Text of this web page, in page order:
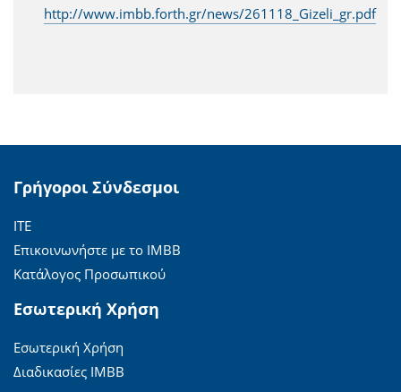
http://www.imbb.forth.gr/news/261118_Gizeli_gr.pdf
Γρήγοροι Σύνδεσμοι
ΙΤΕ
Επικοινωνήστε με το ΙΜΒΒ
Κατάλογος Προσωπικού
Εσωτερική Χρήση
Εσωτερική Χρήση
Διαδικασίες ΙΜΒΒ